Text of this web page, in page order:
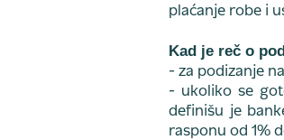
plaćanje robe i
Kad je reč o
- za podizanje
- ukoliko se
definišu je
rasponu od 1%